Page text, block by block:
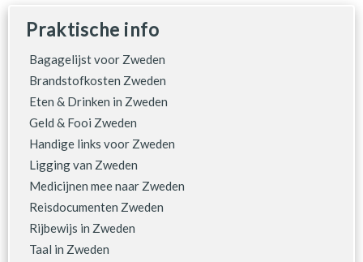
Praktische info
Bagagelijst voor Zweden
Brandstofkosten Zweden
Eten & Drinken in Zweden
Geld & Fooi Zweden
Handige links voor Zweden
Ligging van Zweden
Medicijnen mee naar Zweden
Reisdocumenten Zweden
Rijbewijs in Zweden
Taal in Zweden